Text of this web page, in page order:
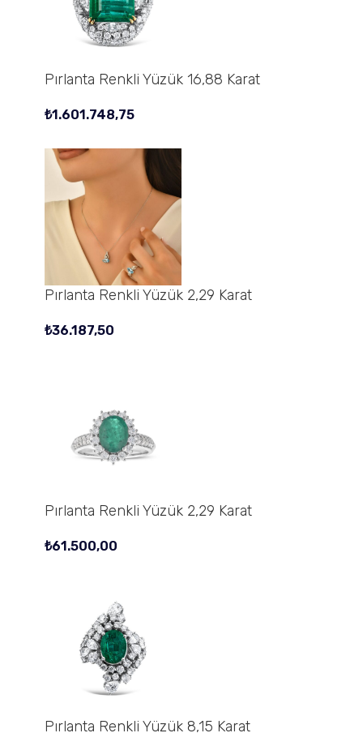
Pırlanta Renkli Yüzük 16,88 Karat
₺1.601.748,75
Pırlanta Renkli Yüzük 2,29 Karat
₺36.187,50
Pırlanta Renkli Yüzük 2,29 Karat
₺61.500,00
Pırlanta Renkli Yüzük 8,15 Karat